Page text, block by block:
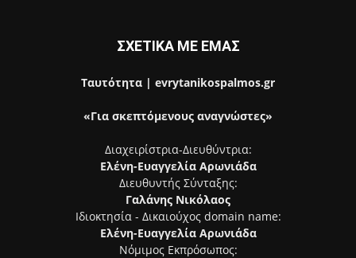
ΣΧΕΤΙΚΑ ΜΕ ΕΜΑΣ
Ταυτότητα | evrytanikospalmos.gr
«Για σκεπτόμενους αναγνώστες»
Διαχειρίστρια-Διευθύντρια:
Ελένη-Ευαγγελία Αρωνιάδα
Διευθυντής Σύνταξης:
Γαλάνης Νικόλαος
Ιδιοκτησία - Δικαιούχος domain name:
Ελένη-Ευαγγελία Αρωνιάδα
Νόμιμος Εκπρόσωπος: